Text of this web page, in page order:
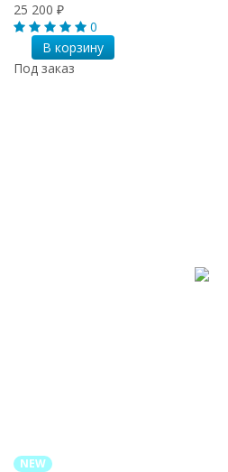
25 200 ₽
0
В корзину
Под заказ
NEW